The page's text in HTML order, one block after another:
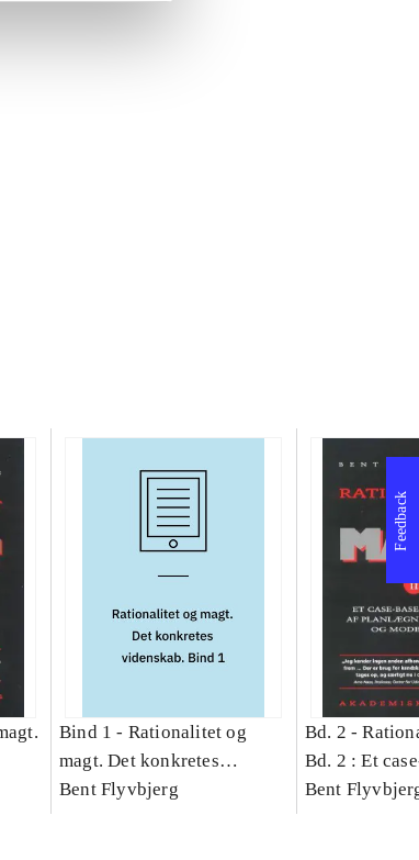
Bind 1 - Rationalitet og
magt. Det konkretes
videnskab. Bind 1
Bent Flyvbjerg
Bd. 2 -
Bd. 2 : Et
studie af
Bent
Feedback